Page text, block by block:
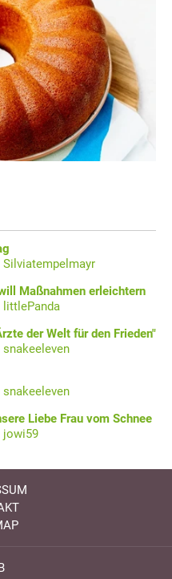
Silviatempelmayr
Maßnahmen erleichtern
littlePanda
der Welt für den Frieden"
snakeeleven
snakeeleven
Liebe Frau vom Schnee
jowi59